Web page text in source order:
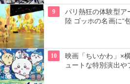
9
パリ熱狂の体験型ア
陸 ゴッホの名画に“
レーヴ・デ・リュミ
10
映画「ちいかわ」×
ュートな特別演出や